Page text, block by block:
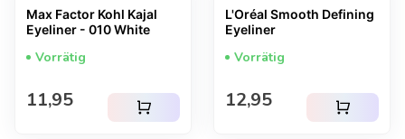
Max Factor Kohl Kajal
Eyeliner - 010 White
Vorrätig
Regulärer Preis
11,95 shopping_cart
L'Oréal Smooth Defining
Eyeliner
Vorrätig
Regulärer Preis
12,95 shopping_cart